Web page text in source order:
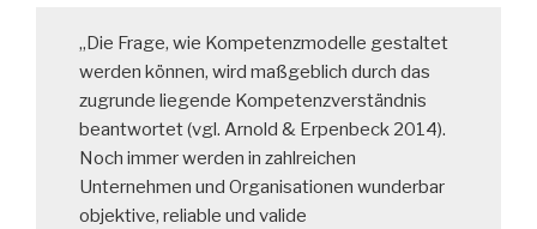
„Die Frage, wie Kompetenzmodelle gestaltet
werden können, wird maßgeblich durch das
zugrunde liegende Kompetenzverständnis
beantwortet (vgl. Arnold & Erpenbeck 2014).
Noch immer werden in zahlreichen
Unternehmen und Organisationen wunderbar
objektive, reliable und valide